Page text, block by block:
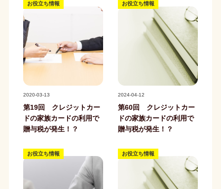
お役立ち情報
2020-03-13
第19回 クレジットカー
ドの家族カードの利用で
贈与税が発生！？
お役立ち情報
2024-04-12
第60回 クレジットカー
ドの家族カードの利用で
贈与税が発生！？
お役立ち情報 お役立ち情報